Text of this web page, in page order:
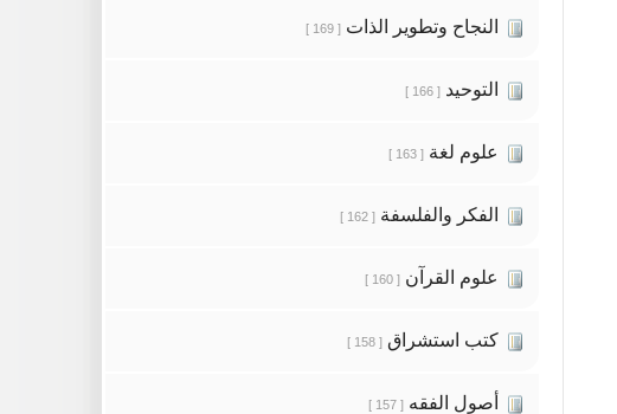
النجاح وتطوير الذات [ 169 ]
التوحيد [ 166 ]
علوم لغة [ 163 ]
الفكر والفلسفة [ 162 ]
علوم القرآن [ 160 ]
كتب استشراق [ 158 ]
أصول الفقه [ 157 ]